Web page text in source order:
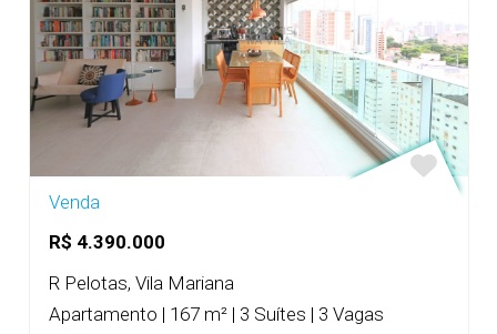
Venda
R$ 4.390.000
R Pelotas, Vila Mariana
Apartamento | 167 m² | 3 Suítes | 3 Vagas